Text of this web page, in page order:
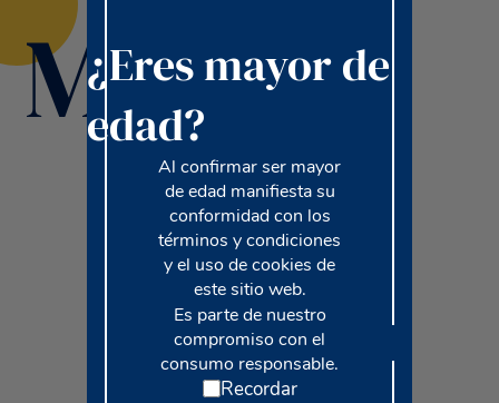
¿Eres mayor de
edad?
Al confirmar ser mayor
de edad manifiesta su
conformidad con los
términos y condiciones
y el uso de cookies de
este sitio web.
Es parte de nuestro
compromiso con el
consumo responsable.
Recordar
Marcas